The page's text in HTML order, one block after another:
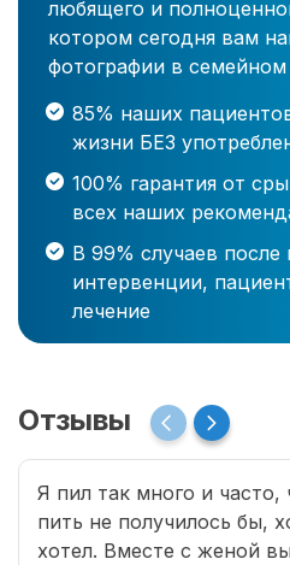
любящего и
котором сегодня вам
фотографии в
85% наших
жизни БЕЗ
100% гарантия от
всех наших
В 99% случаев после
интервенции,
лечение
Отзывы
Я пил так много и часто,
пить не получилось бы,
хотел. Вместе с женой